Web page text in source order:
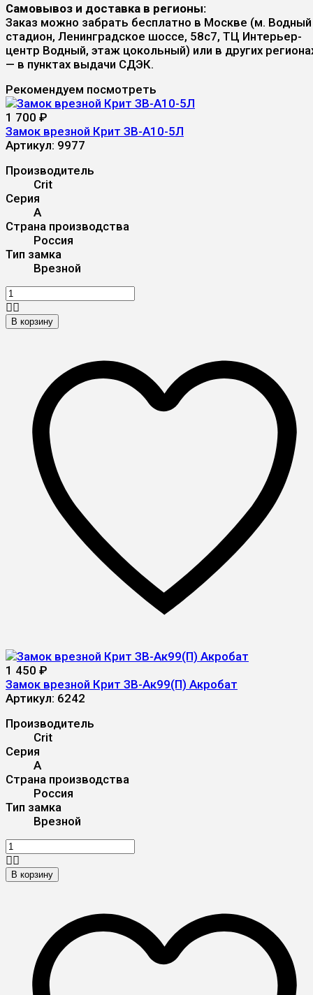
Самовывоз и доставка в регионы:
Заказ можно забрать бесплатно в Москве (м. Водный
стадион, Ленинградское шоссе, 58с7, ТЦ Интерьер-
центр Водный, этаж цокольный) или в других
— в пунктах выдачи СДЭК.
Рекомендуем посмотреть
1 700 ₽
Замок врезной Крит ЗВ-A10-5Л
Артикул: 9977
Производитель
Crit
Серия
А
Страна производства
Россия
Тип замка
Врезной
В корзину
1 450 ₽
Замок врезной Крит ЗВ-Ак99(П) Акробат
Артикул: 6242
Производитель
Crit
Серия
А
Страна производства
Россия
Тип замка
Врезной
В корзину